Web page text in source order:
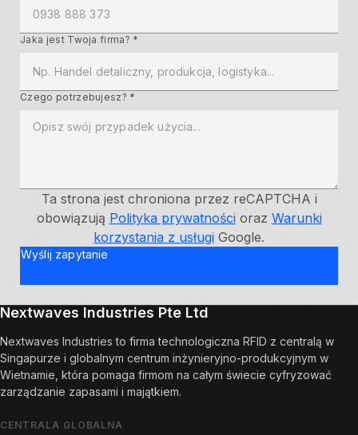
Jaka jest Twoja firma? *
Czego potrzebujesz? *
Ta strona jest chroniona przez reCAPTCHA i
obowiązują Polityka prywatnościoraz Warunki
korzystania z usługi Google.
Wyślij zapytanie
Nextwaves Industries Pte Ltd
Nextwaves Industries to firma technologiczna RFID z centralą w
Singapurze i globalnym centrum inżynieryjno-produkcyjnym w
Wietnamie, która pomaga firmom na całym świecie cyfryzować
zarządzanie zapasami i majątkiem.
CENTRALA GLOBALNA